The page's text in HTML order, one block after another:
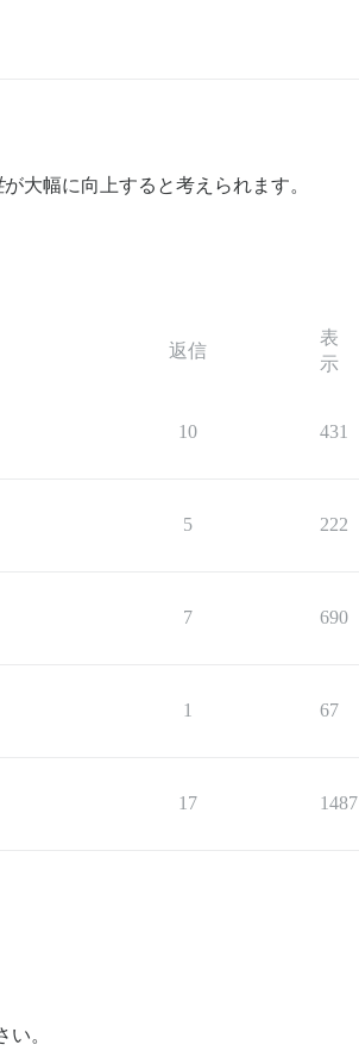
が大幅に向上すると考えられます。
返信
表
示
10 431
5 222
7 690
1 67
17 1487
。